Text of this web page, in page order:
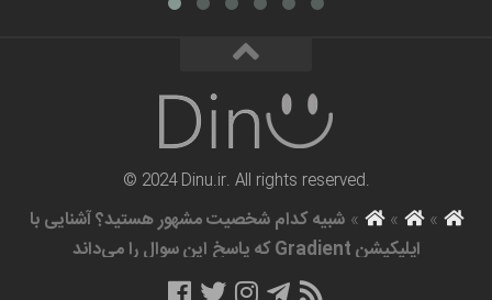
© 2024 Dinu.ir. All rights reserved.
»
»
»شبیه کدام شخصیت مشهور هستید؟ آشنایی با
اپلیکیشن Gradient که پاسخ این سوال را می‌داند